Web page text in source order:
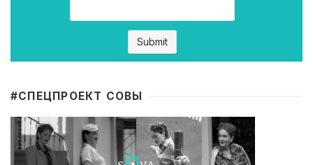
#CПЕЦПРОЕКТ СОВЫ